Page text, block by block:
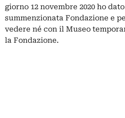
giorno 12 novembre 2020 ho
summenzionata Fondazione e
vedere né con il Museo
la Fondazione.